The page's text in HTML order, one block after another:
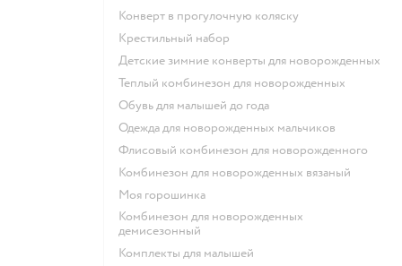
Конверт в прогулочную коляску
Крестильный набор
Детские зимние конверты для новорожденных
Теплый комбинезон для новорожденных
Обувь для малышей до года
Одежда для новорожденных мальчиков
Флисовый комбинезон для новорожденного
Комбинезон для новорожденных вязаный
Моя горошинка
Комбинезон для новорожденных
демисезонный
Комплекты для малышей